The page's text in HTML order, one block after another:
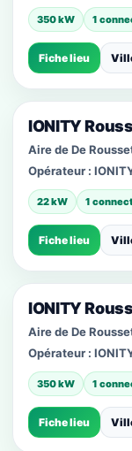
350 kW 1
Fiche lieu
IONITY
Aire de De
Opérateur :
22 kW 1
Fiche lieu
IONITY
Aire de De
Opérateur :
350 kW 1
Fiche lieu